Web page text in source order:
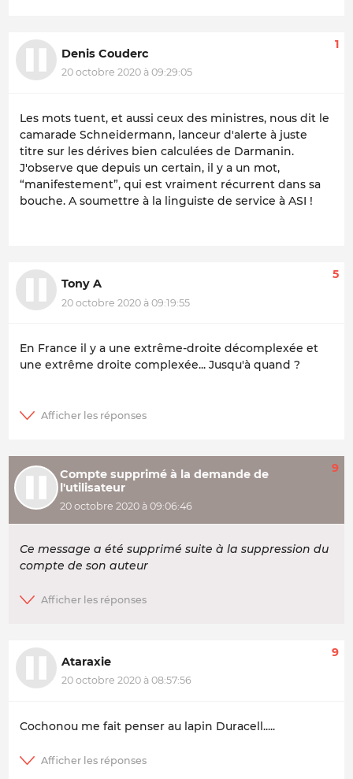
Denis Couderc
20 octobre 2020 à 09:29:05
1
Les mots tuent, et aussi ceux des ministres, nous dit le
camarade Schneidermann, lanceur d'alerte à juste
titre sur les dérives bien calculées de Darmanin.
J'observe que depuis un certain, il y a un mot,
“manifestement”, qui est vraiment récurrent dans sa
bouche. A soumettre à la linguiste de service à ASI !
Tony A
20 octobre 2020 à 09:19:55
5
En France il y a une extrême-droite décomplexée et
une extrême droite complexée... Jusqu'à quand ?
Compte supprimé à la demande de
l'utilisateur
20 octobre 2020 à 09:06:46
9
Ce message a été supprimé suite à la suppression du
compte de son auteur
Ataraxie
20 octobre 2020 à 08:57:56
9
Cochonou me fait penser au lapin Duracell.....